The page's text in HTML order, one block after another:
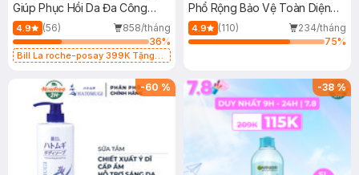
Giúp Phục Hồi Da Đa Công
Dụng 40ml
4.9 (56)
858/tháng
36%
Bill La roche-posay 399K Tặng
(SL có hạn)
Phổ Rộng Bảo Vệ Toàn Diện
40ml
4.9 (110)
234/tháng
75%
-60 % -38%